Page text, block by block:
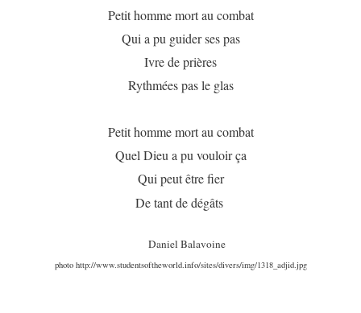
Petit homme mort au combat
Qui a pu guider ses pas
Ivre de prières
Rythmées pas le glas
Petit homme mort au combat
Quel Dieu a pu vouloir ça
Qui peut être fier
De tant de dégâts
Daniel Balavoine
photo http://www.studentsoftheworld.info/sites/divers/img/1318_adjid.jpg